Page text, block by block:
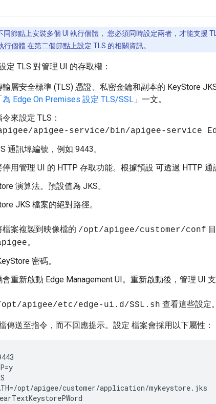
同節點上安裝多個 UI 執行個體， 您必須同時設定兩者，才能支援
行個體 在第二個節點上設定 TLS 的相關資訊。
定 TLS 對管理 UI 的存取權：
層安全標準 (TLS) 憑證、私密金鑰和副本的 KeyStore
為 Edge On Premises 設定 TLS/SSL 」一文。
來設定 TLS：
apigee-service/bin/apigee-service
通訊埠編號，例如 9443。
用管理 UI 的 HTTP 存取功能。根據預設 可透過 HTTP 通
演算法。預設值為 JKS。
JKS 檔案的絕對路徑。
案複製到映像檔的 /opt/apigee/customer/conf
。
密碼。
重新啟動 Edge Management UI。重新啟動後，管理 UI
apigee/etc/edge-ui.d/SSL.sh 查看這些設定。
傳送至指令，而不回應提示。設定 檔案會採用以下屬性：
opt/apigee/customer/application/mykeystore.jks